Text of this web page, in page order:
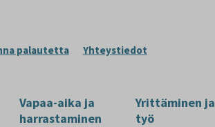
palautetta Yhteystiedot
Vapaa-aika ja
harrastaminen
Yrittäminen ja
työ